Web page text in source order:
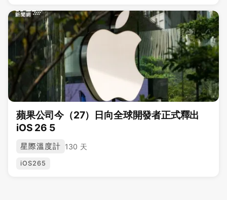
蘋果公司今（27）日向全球開發者正式釋出
iOS 26 5
星際溫度計 130 天
iOS265